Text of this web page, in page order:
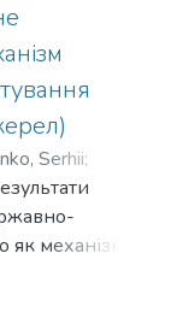
Serhii;
механізму